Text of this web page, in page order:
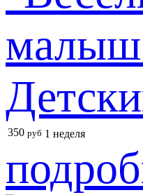
350 руб 1 неделя